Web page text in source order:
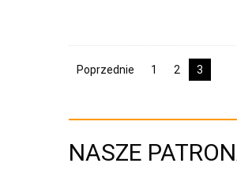
Poprzednie 1 2 3
NASZE